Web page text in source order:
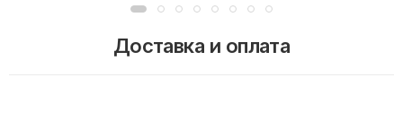
Доставка и оплата